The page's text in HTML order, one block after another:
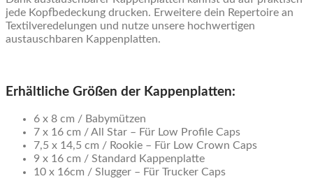
jede Kopfbedeckung drucken. Erweitere dein Repertoire an
Textilveredelungen und nutze unsere hochwertigen
austauschbaren Kappenplatten.
Erhältliche Größen der Kappenplatten:
6 x 8 cm / Babymützen
7 x 16 cm / All Star – Für Low Profile Caps
7,5 x 14,5 cm / Rookie – Für Low Crown Caps
9 x 16 cm / Standard Kappenplatte
10 x 16cm / Slugger – Für Trucker Caps